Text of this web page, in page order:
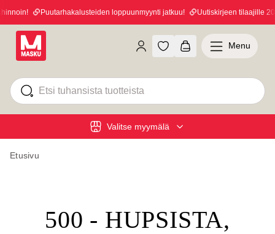
Puutarhakalusteiden loppuunmyynti jatkuu! Uutiskirjeen tilaajille 20€
Valitse myymälä
Menu
Etusivu
500 - HUPSISTA,